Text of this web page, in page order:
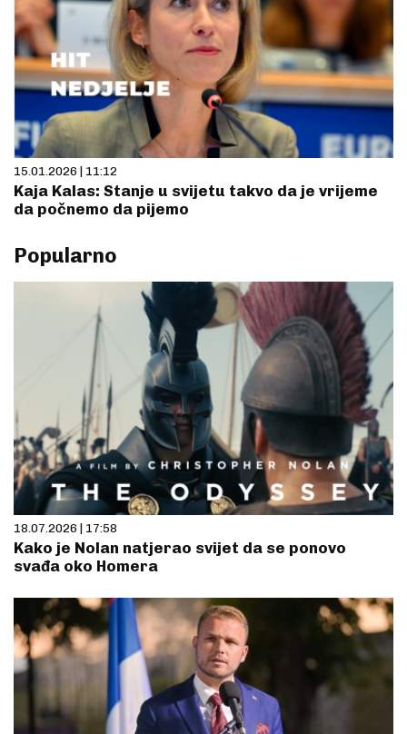
15.01.2026 | 11:12
Kaja Kalas: Stanje u svijetu takvo da je vrijeme
da počnemo da pijemo
Popularno
18.07.2026 | 17:58
Kako je Nolan natjerao svijet da se ponovo
svađa oko Homera